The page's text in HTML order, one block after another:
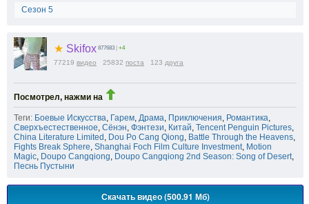
Сезон 5
★ Skifox 877683 +4
77219 видео 25832 поста 123 друга
Посмотрел, нажми на
Теги: Боевые Искусства, Гарем, Драма, Приключения, Романтика,
Сверхъестественное, Сёнэн, Фэнтези, Китай, Tencent Penguin Pictures,
China Literature Limited , Dou Po Cang Qiong, Battle Through the Heavens,
Fights Break Sphere, Shanghai Foch Film Culture Investment, Motion
Magic, Doupo Cangqiong, Doupo Cangqiong 2nd Season: Song of Desert,
Песнь Пустыни
Скачать видео (500.91 Мб)